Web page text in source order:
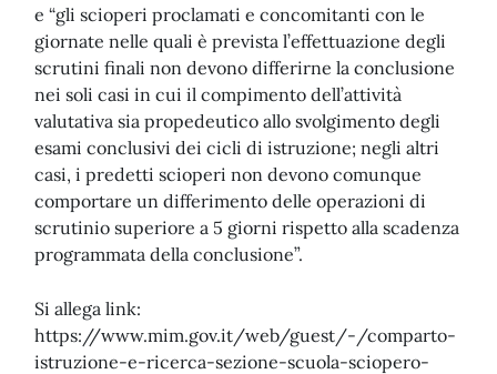
e “gli scioperi proclamati e concomitanti con le
giornate nelle quali è prevista l’effettuazione degli
scrutini finali non devono differirne la conclusione
nei soli casi in cui il compimento dell’attività
valutativa sia propedeutico allo svolgimento degli
esami conclusivi dei cicli di istruzione; negli altri
casi, i predetti scioperi non devono comunque
comportare un differimento delle operazioni di
scrutinio superiore a 5 giorni rispetto alla scadenza
programmata della conclusione”.
Si allega link:
https://www.mim.gov.it/web/guest/-/comparto-
istruzione-e-ricerca-sezione-scuola-sciopero-